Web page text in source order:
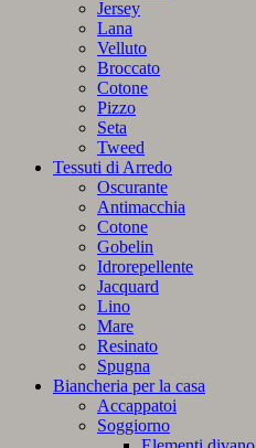
Jersey
Lana
Velluto
Broccato
Cotone
Pizzo
Seta
Tweed
Tessuti di Arredo
Oscurante
Antimacchia
Cotone
Gobelin
Idrorepellente
Jacquard
Lino
Mare
Resinato
Spugna
Biancheria per la casa
Accappatoi
Soggiorno